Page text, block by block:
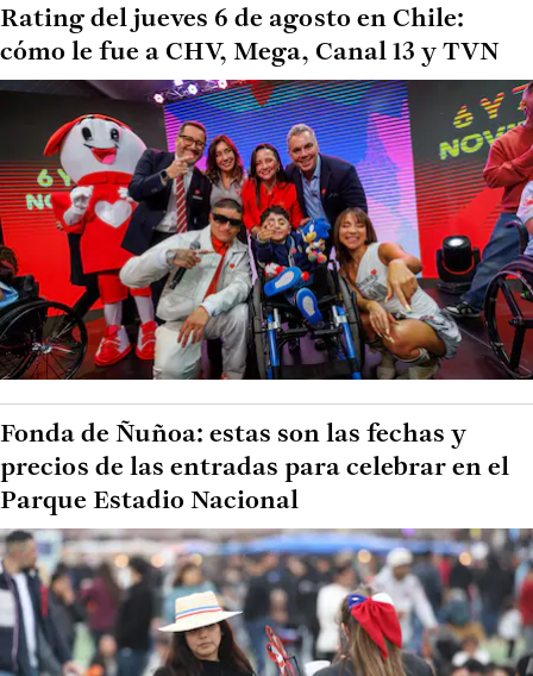
Rating del jueves 6 de agosto en Chile:
cómo le fue a CHV, Mega, Canal 13 y TVN
Fonda de Ñuñoa: estas son las fechas y
precios de las entradas para celebrar en el
Parque Estadio Nacional